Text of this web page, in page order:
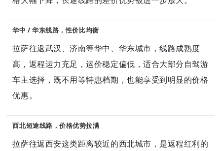
华中 / 华东线路，性价比均衡
拉萨往返武汉、济南等华中、华东城市，线路成熟度
高，返程运力充足，运价稳定偏低，适合大部分自驾游
车主选择，既不用等特惠档期，也能享受到明显的价格
优惠。
西北短途线路，价格优势拉满
拉萨往返西安这类距离较近的西北城市，是返程红利的